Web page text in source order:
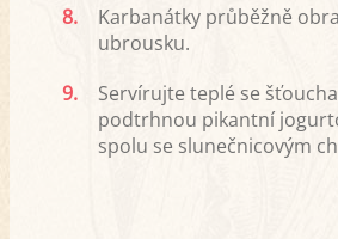
8.
Karbanátky průběžně
ubrousku.
9.
Servírujte teplé se
podtrhnou pikantní
spolu se slunečnicovým